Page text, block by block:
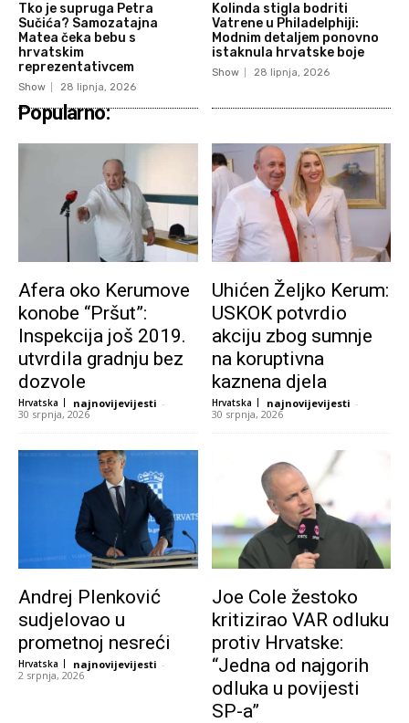
Tko je supruga Petra
Sučića? Samozatajna
Matea čeka bebu s
hrvatskim
reprezentativcem
Show 28 lipnja, 2026
Kolinda stigla bodriti
Vatrene u Philadelphiji:
Modnim detaljem ponovno
istaknula hrvatske boje
Show 28 lipnja, 2026
Popularno:
Afera oko Kerumove
konobe “Pršut”:
Inspekcija još 2019.
utvrdila gradnju bez
dozvole
Hrvatska najnovijevijesti -
30 srpnja, 2026
Uhićen Željko Kerum:
USKOK potvrdio
akciju zbog sumnje
na koruptivna
kaznena djela
Hrvatska najnovijevijesti -
30 srpnja, 2026
Andrej Plenković
sudjelovao u
prometnoj nesreći
Hrvatska najnovijevijesti -
2 srpnja, 2026
Joe Cole žestoko
kritizirao VAR odluku
protiv Hrvatske:
“Jedna od najgorih
odluka u povijesti
SP-a”